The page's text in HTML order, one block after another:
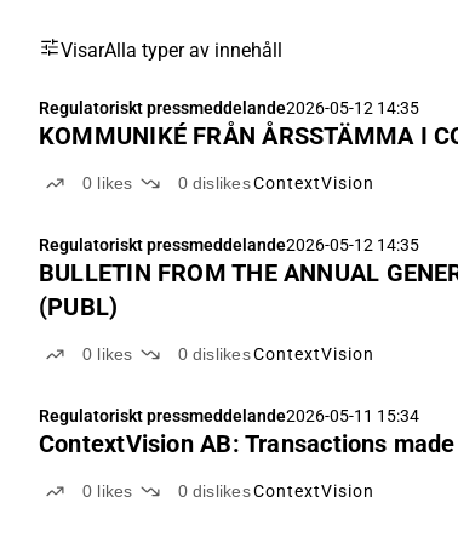
VisarAlla typer av innehåll
Regulatoriskt pressmeddelande2026-05-12 14:35
KOMMUNIKÉ FRÅN ÅRSSTÄMMA I
0 likes 0 dislikesContextVision
Regulatoriskt pressmeddelande2026-05-12 14:35
BULLETIN FROM THE ANNUAL
(PUBL)
0 likes 0 dislikesContextVision
Regulatoriskt pressmeddelande2026-05-11 15:34
ContextVision AB: Transactions
0 likes 0 dislikesContextVision